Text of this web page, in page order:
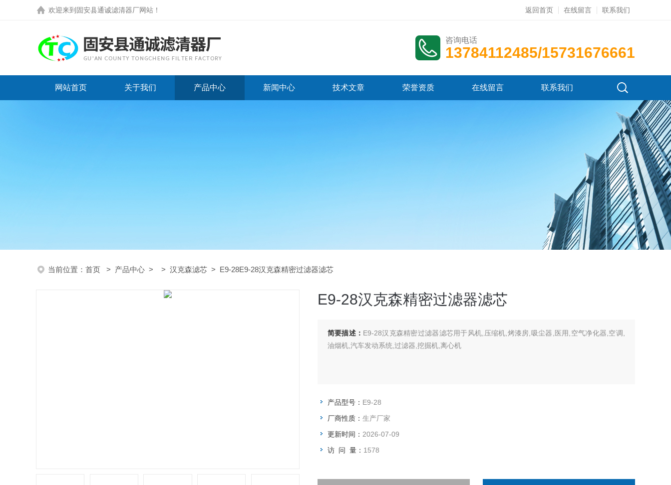
欢迎来到 固安县通诚滤清器厂网站 ！ 返回首页 在线留言 联系我们
咨询电话
13784112485/15731676661
网站首页 关于我们 产品中心 新闻中心 技术文章 荣誉资质 在线留言 联系我们
当前位置： 首页 > 产品中心 > > 汉克森滤芯 > E9-28E9-28汉克森精密过滤器滤芯
E9-28汉克森精密过滤器滤芯
简要描述： E9-28汉克森精密过滤器滤芯用于风机,压缩机,烤漆房,吸尘器,医用,空气净化器,空调,
油烟机,汽车发动系统,过滤器,挖掘机,离心机
产品型号： E9-28
厂商性质： 生产厂家
更新时间： 2026-07-09
访 问 量： 1578